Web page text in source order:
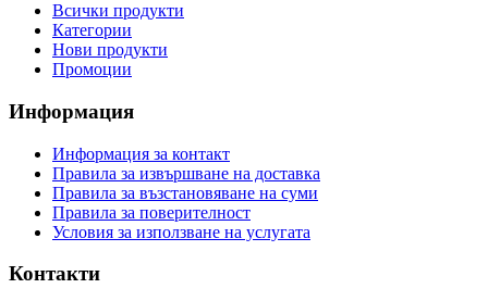
Всички продукти
Категории
Нови продукти
Промоции
Информация
Информация за контакт
Правила за извършване на доставка
Правила за възстановяване на суми
Правила за поверителност
Условия за използване на услугата
Контакти